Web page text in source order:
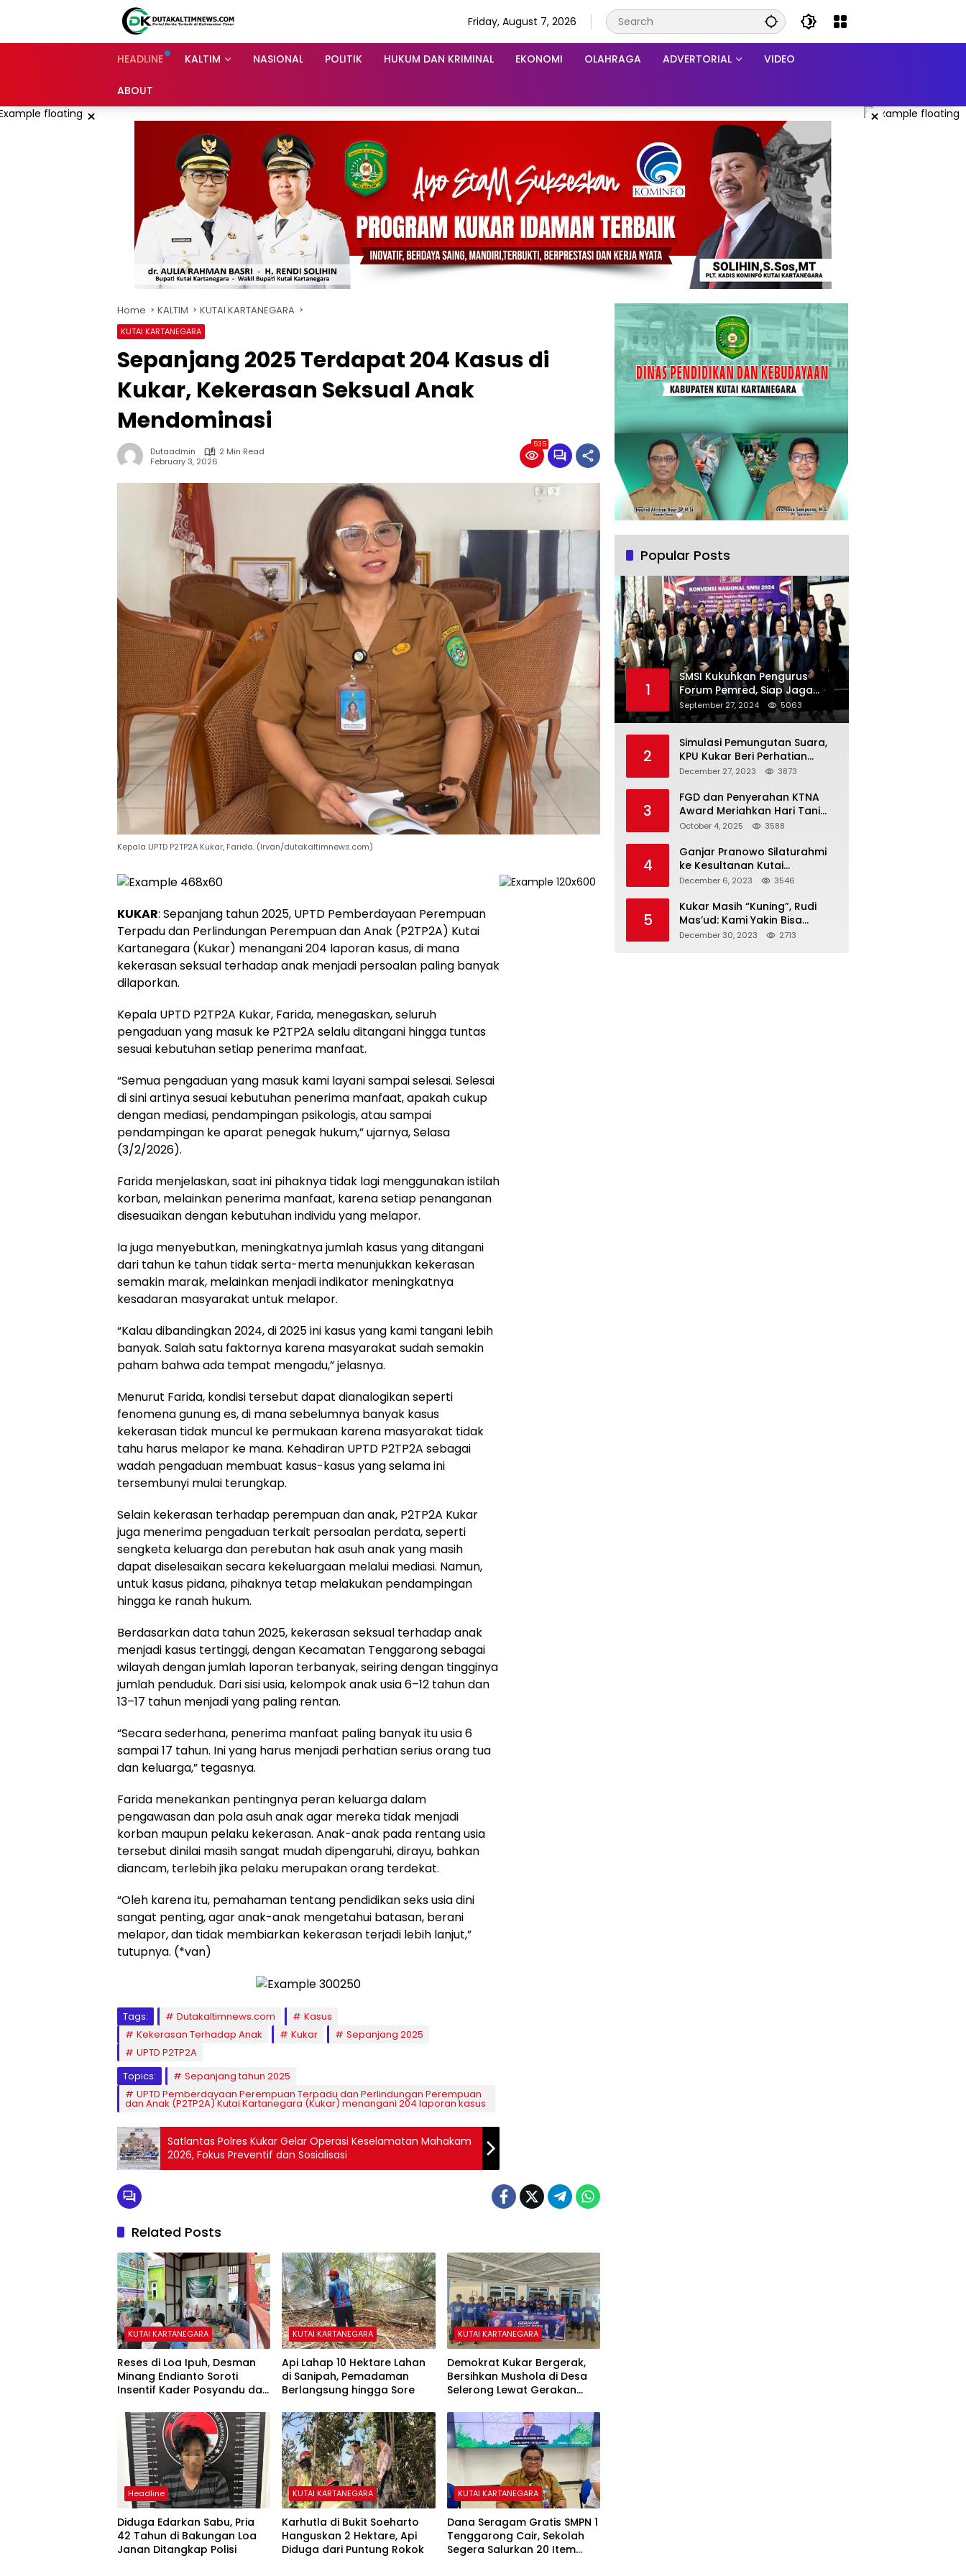
Friday, August 7, 2026
HEADLINE KALTIM NASIONAL POLITIK HUKUM DAN KRIMINAL EKONOMI OLAHRAGA ADVERTORIAL VIDEO
ABOUT
× ×
Home KALTIM KUTAI KARTANEGARA
KUTAI KARTANEGARA
Sepanjang 2025 Terdapat 204 Kasus di
Kukar, Kekerasan Seksual Anak
Mendominasi
Dutaadmin
2 Min Read
February 3, 2026
535
Kepala UPTD P2TP2A Kukar, Farida. (Irvan/dutakaltimnews.com)
KUKAR: Sepanjang tahun 2025, UPTD Pemberdayaan Perempuan
Terpadu dan Perlindungan Perempuan dan Anak (P2TP2A) Kutai
Kartanegara (Kukar) menangani 204 laporan kasus, di mana
kekerasan seksual terhadap anak menjadi persoalan paling banyak
dilaporkan.
Kepala UPTD P2TP2A Kukar, Farida, menegaskan, seluruh
pengaduan yang masuk ke P2TP2A selalu ditangani hingga tuntas
sesuai kebutuhan setiap penerima manfaat.
“Semua pengaduan yang masuk kami layani sampai selesai. Selesai
di sini artinya sesuai kebutuhan penerima manfaat, apakah cukup
dengan mediasi, pendampingan psikologis, atau sampai
pendampingan ke aparat penegak hukum,” ujarnya, Selasa
(3/2/2026).
Farida menjelaskan, saat ini pihaknya tidak lagi menggunakan istilah
korban, melainkan penerima manfaat, karena setiap penanganan
disesuaikan dengan kebutuhan individu yang melapor.
Ia juga menyebutkan, meningkatnya jumlah kasus yang ditangani
dari tahun ke tahun tidak serta-merta menunjukkan kekerasan
semakin marak, melainkan menjadi indikator meningkatnya
kesadaran masyarakat untuk melapor.
“Kalau dibandingkan 2024, di 2025 ini kasus yang kami tangani lebih
banyak. Salah satu faktornya karena masyarakat sudah semakin
paham bahwa ada tempat mengadu,” jelasnya.
Menurut Farida, kondisi tersebut dapat dianalogikan seperti
fenomena gunung es, di mana sebelumnya banyak kasus
kekerasan tidak muncul ke permukaan karena masyarakat tidak
tahu harus melapor ke mana. Kehadiran UPTD P2TP2A sebagai
wadah pengaduan membuat kasus-kasus yang selama ini
tersembunyi mulai terungkap.
Selain kekerasan terhadap perempuan dan anak, P2TP2A Kukar
juga menerima pengaduan terkait persoalan perdata, seperti
sengketa keluarga dan perebutan hak asuh anak yang masih
dapat diselesaikan secara kekeluargaan melalui mediasi. Namun,
untuk kasus pidana, pihaknya tetap melakukan pendampingan
hingga ke ranah hukum.
Berdasarkan data tahun 2025, kekerasan seksual terhadap anak
menjadi kasus tertinggi, dengan Kecamatan Tenggarong sebagai
wilayah dengan jumlah laporan terbanyak, seiring dengan tingginya
jumlah penduduk. Dari sisi usia, kelompok anak usia 6–12 tahun dan
13–17 tahun menjadi yang paling rentan.
“Secara sederhana, penerima manfaat paling banyak itu usia 6
sampai 17 tahun. Ini yang harus menjadi perhatian serius orang tua
dan keluarga,” tegasnya.
Farida menekankan pentingnya peran keluarga dalam
pengawasan dan pola asuh anak agar mereka tidak menjadi
korban maupun pelaku kekerasan. Anak-anak pada rentang usia
tersebut dinilai masih sangat mudah dipengaruhi, dirayu, bahkan
diancam, terlebih jika pelaku merupakan orang terdekat.
“Oleh karena itu, pemahaman tentang pendidikan seks usia dini
sangat penting, agar anak-anak mengetahui batasan, berani
melapor, dan tidak membiarkan kekerasan terjadi lebih lanjut,”
tutupnya. (*van)
Tags: Dutakaltimnews.com
Kasus
Kekerasan Terhadap Anak
Kukar
Sepanjang 2025
UPTD P2TP2A
Topics:
Sepanjang tahun 2025
UPTD Pemberdayaan Perempuan Terpadu dan Perlindungan Perempuan
dan Anak (P2TP2A) Kutai Kartanegara (Kukar) menangani 204 laporan kasus
Satlantas Polres Kukar Gelar Operasi Keselamatan Mahakam
2026, Fokus Preventif dan Sosialisasi
Related Posts
KUTAI KARTANEGARA
Reses di Loa Ipuh, Desman
Minang Endianto Soroti
Insentif Kader Posyandu dan
KUTAI KARTANEGARA
Api Lahap 10 Hektare Lahan
di Sanipah, Pemadaman
Berlangsung hingga Sore
KUTAI KARTANEGARA
Demokrat Kukar Bergerak,
Bersihkan Mushola di Desa
Selerong Lewat Gerakan
Headline
Diduga Edarkan Sabu, Pria
42 Tahun di Bakungan Loa
Janan Ditangkap Polisi
KUTAI KARTANEGARA
Karhutla di Bukit Soeharto
Hanguskan 2 Hektare, Api
Diduga dari Puntung Rokok
KUTAI KARTANEGARA
Dana Seragam Gratis SMPN 1
Tenggarong Cair, Sekolah
Segera Salurkan 20 Item
Popular Posts
1
SMSI Kukuhkan Pengurus
Forum Pemred, Siap Jaga
Kualitas Media Daring di
Indonesia
September 27, 2024 5063
2
Simulasi Pemungutan Suara,
KPU Kukar Beri Perhatian
Penyandang Disabilitas
December 27, 2023 3873
3
FGD dan Penyerahan KTNA
Award Meriahkan Hari Tani
Nasional di Kukar
October 4, 2025 3588
4
Ganjar Pranowo Silaturahmi
ke Kesultanan Kutai
Kartanegara
December 6, 2023 3546
5
Kukar Masih “Kuning”, Rudi
Mas’ud: Kami Yakin Bisa
Menang di Pemilu 2024
December 30, 2023 2713